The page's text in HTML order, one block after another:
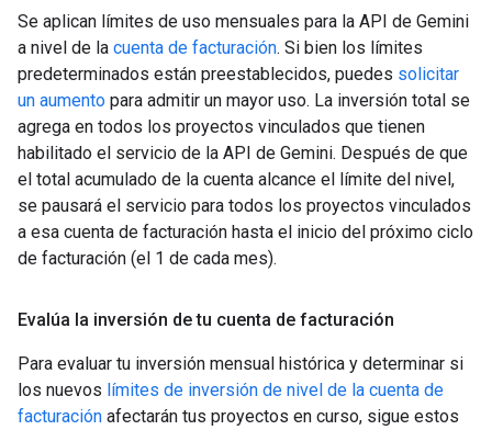
Se aplican límites de uso mensuales para la API de Gemini
a nivel de la cuenta de facturación. Si bien los límites
predeterminados están preestablecidos, puedes solicitar
un aumento para admitir un mayor uso. La inversión total se
agrega en todos los proyectos vinculados que tienen
habilitado el servicio de la API de Gemini. Después de que
el total acumulado de la cuenta alcance el límite del nivel,
se pausará el servicio para todos los proyectos vinculados
a esa cuenta de facturación hasta el inicio del próximo ciclo
de facturación (el 1 de cada mes).
Evalúa la inversión de tu cuenta de facturación
Para evaluar tu inversión mensual histórica y determinar si
los nuevos límites de inversión de nivel de la cuenta de
facturación afectarán tus proyectos en curso, sigue estos